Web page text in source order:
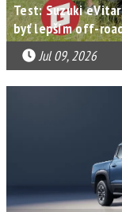
Test: Suzuki
byť lepším off-
Jul 09, 2026